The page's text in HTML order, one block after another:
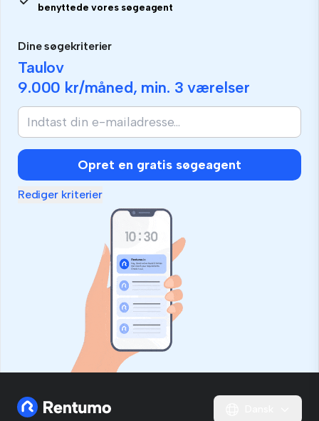
benyttede vores søgeagent
Dine søgekriterier
Taulov
9.000 kr/måned, min. 3 værelser
Opret en gratis søgeagent
Rediger kriterier